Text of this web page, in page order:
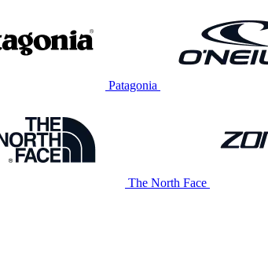
Patagonia
The North Face